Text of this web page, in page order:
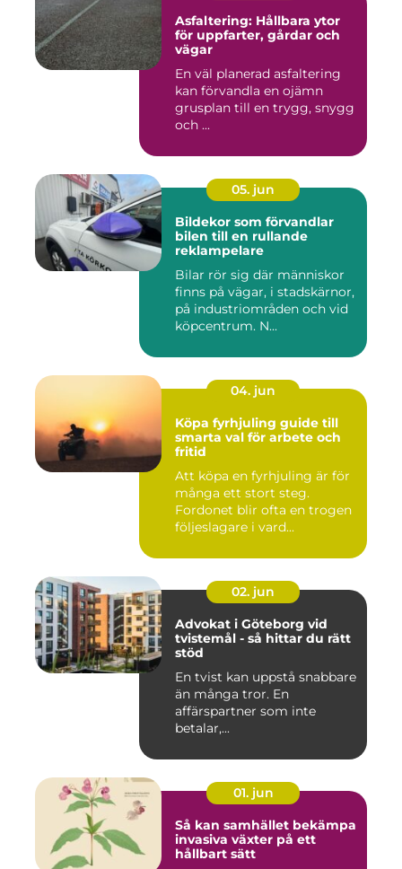
Asfaltering: Hållbara ytor
för uppfarter, gårdar och
vägar
En väl planerad asfaltering
kan förvandla en ojämn
grusplan till en trygg, snygg
och ...
05. jun
Bildekor som förvandlar
bilen till en rullande
reklampelare
Bilar rör sig där människor
finns på vägar, i stadskärnor,
på industriområden och vid
köpcentrum. N...
04. jun
Köpa fyrhjuling guide till
smarta val för arbete och
fritid
Att köpa en fyrhjuling är för
många ett stort steg.
Fordonet blir ofta en trogen
följeslagare i vard...
02. jun
Advokat i Göteborg vid
tvistemål - så hittar du rätt
stöd
En tvist kan uppstå snabbare
än många tror. En
affärspartner som inte
betalar,...
01. jun
Så kan samhället bekämpa
invasiva växter på ett
hållbart sätt